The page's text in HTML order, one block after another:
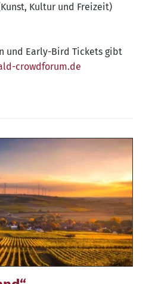
Kul­tur und Freizeit)
und Ear­ly-Bird Tickets gibt
crowd​fo​rum​.de